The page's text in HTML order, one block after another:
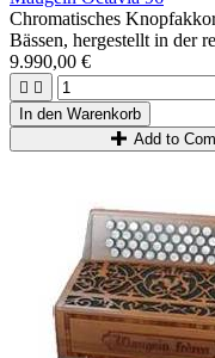
Chromatisches
Bässen, hergestellt in der
Mano-Musik, Holzetui...
Möglichkeit 3+3 oder 2+4.
Ideal für fortgeschrittene
9.990,00 €
 
In den Warenkorb
Add to